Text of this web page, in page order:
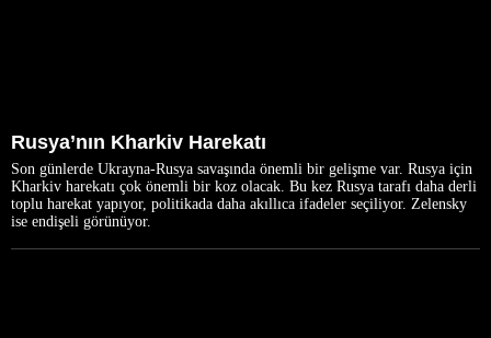
Rusya’nın Kharkiv Harekatı
Son günlerde Ukrayna-Rusya savaşında önemli bir gelişme var. Rusya için
Kharkiv harekatı çok önemli bir koz olacak. Bu kez Rusya tarafı daha derli
toplu harekat yapıyor, politikada daha akıllıca ifadeler seçiliyor. Zelensky
ise endişeli görünüyor.